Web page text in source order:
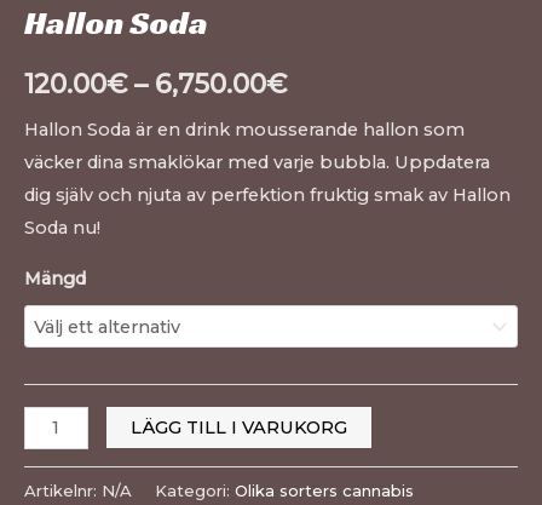
Hallon Soda
120.00€– 6,750.00€
Hallon Soda är en drink mousserande hallon som
väcker dina smaklökar med varje bubbla. Uppdatera
dig själv och njuta av perfektion fruktig smak av Hallon
Soda nu!
Mängd
LÄGG TILL I VARUKORG
Artikelnr: N/A Kategori: Olika sorters cannabis